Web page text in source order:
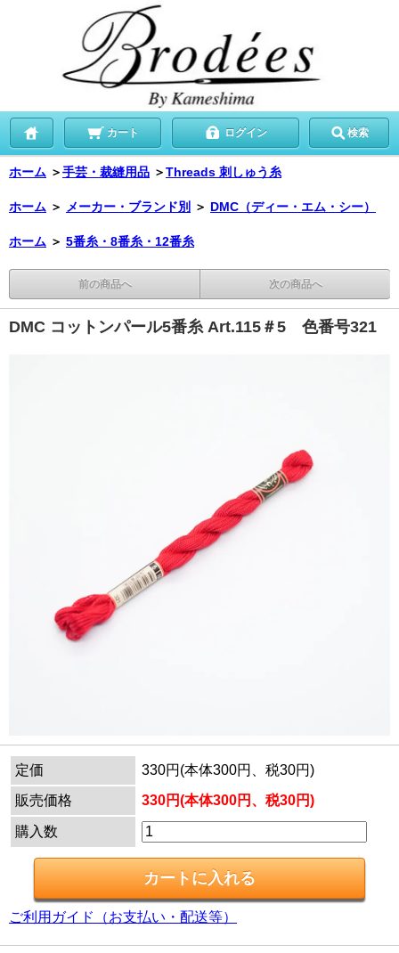
カート ログイン 検索
ホーム ＞手芸・裁縫用品 ＞Threads 刺しゅう糸
ホーム ＞ メーカー・ブランド別 ＞ DMC（ディー・エム・シー）
ホーム ＞ 5番糸・8番糸・12番糸
前の商品へ 次の商品へ
DMC コットンパール5番糸 Art.115＃5 色番号321
定価
330円(本体300円、税30円)
販売価格
330円(本体300円、税30円)
購入数
ご利用ガイド（お支払い・配送等）